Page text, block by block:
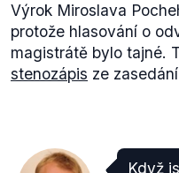
jednání zastupitelstva
posledním jednání se
členů rady , sociální
dvou členů . Výrok
Výrok Miroslava
protože hlasování o
magistrátě bylo tajné.
stenozápis ze
Když